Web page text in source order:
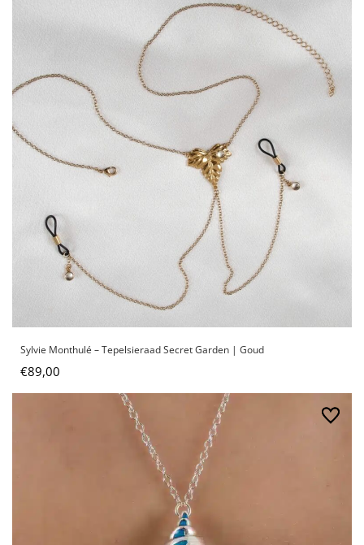
Sylvie Monthulé – Tepelsieraad Secret Garden | Goud
€89,00